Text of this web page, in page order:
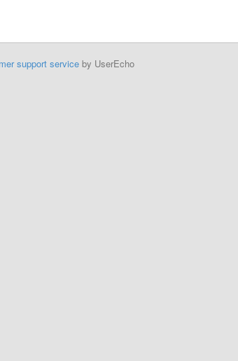
support serviceby UserEcho